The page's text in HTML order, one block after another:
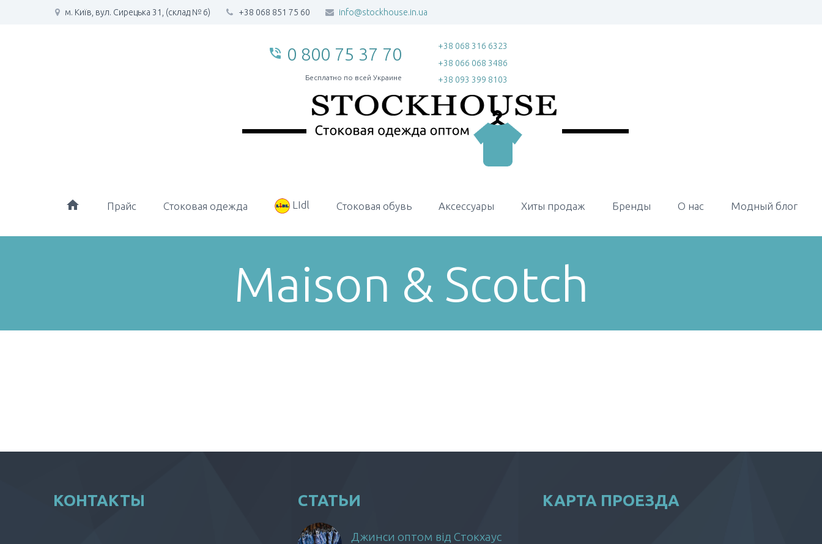
м. Київ, вул. Сирецька 31, (склад № 6) +38 068 851 75 60 info@stockhouse.in.ua
phone_in_talk 0 800 75 37 70
Бесплатно по всей Украине
+38 068 316 6323
+38 066 068 3486
+38 093 399 8103
home Прайс Стоковая одежда LIdl Стоковая обувь Аксессуары Хиты продаж Бренды О нас Модный блог
Maison & Scotch
КОНТАКТЫ СТАТЬИ
Джинси оптом від Стокхаус
КАРТА ПРОЕЗДА